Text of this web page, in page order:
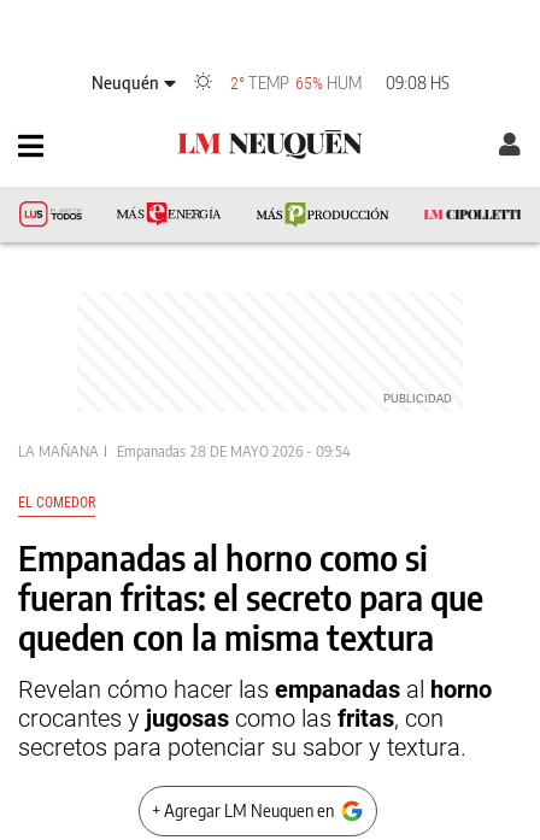
Neuquén 2° TEMP 65% HUM 09:08 HS
LA MAÑANA Empanadas 28 DE MAYO 2026 - 09:54
EL COMEDOR
Empanadas al horno como si
fueran fritas: el secreto para que
queden con la misma textura
Revelan cómo hacer las empanadas al horno
crocantes y jugosas como las fritas, con
secretos para potenciar su sabor y textura.
+ Agregar LM Neuquen en